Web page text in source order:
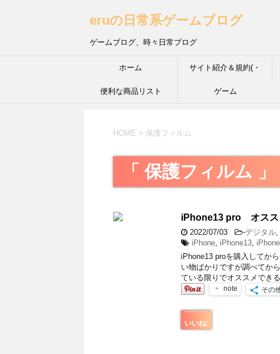
eruの日常系ゲームブログ
ゲームブログ、時々日常ブログ
ホーム サイト紹介＆規約(・
´з`・) ＩＮＦＰ的な性格
便利な商品リスト ゲーム
HOME > 保護フィルム
「 保護フィルム
iPhone13 pro オス
2022/07/03 -デジタル,
iPhone, iPhone13,
iPhone13 proを購入してか
い物ばかりですが調べてか
ている限りでオススメでき
note その
いいね: